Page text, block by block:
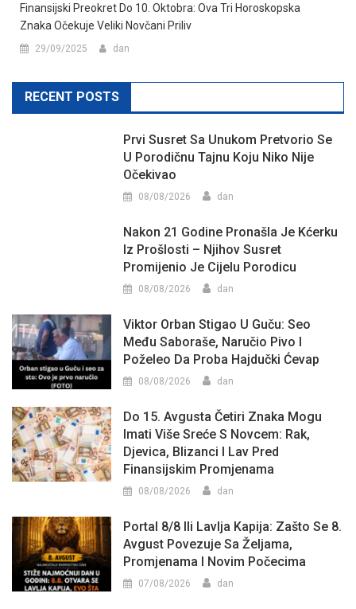
Finansijski Preokret Do 10. Oktobra: Ova Tri Horoskopska
Znaka Očekuje Veliki Novčani Priliv
29/09/2025 dan
RECENT POSTS
Prvi Susret Sa Unukom Pretvorio Se
U Porodičnu Tajnu Koju Niko Nije
Očekivao
08/08/2026 dan
Nakon 21 Godine Pronašla Je Kćerku
Iz Prošlosti – Njihov Susret
Promijenio Je Cijelu Porodicu
08/08/2026 dan
Viktor Orban Stigao U Guču: Seo
Među Saboraše, Naručio Pivo I
Poželeo Da Proba Hajdučki Ćevap
08/08/2026 dan
Do 15. Avgusta Četiri Znaka Mogu
Imati Više Sreće S Novcem: Rak,
Djevica, Blizanci I Lav Pred
Finansijskim Promjenama
08/08/2026 dan
Portal 8/8 Ili Lavlja Kapija: Zašto Se 8.
Avgust Povezuje Sa Željama,
Promjenama I Novim Počecima
07/08/2026 dan